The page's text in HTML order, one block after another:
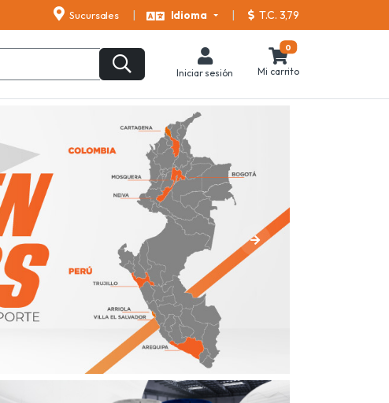
Sucursales Idioma T.C. 3,79
Iniciar sesión
0
Mi carrito